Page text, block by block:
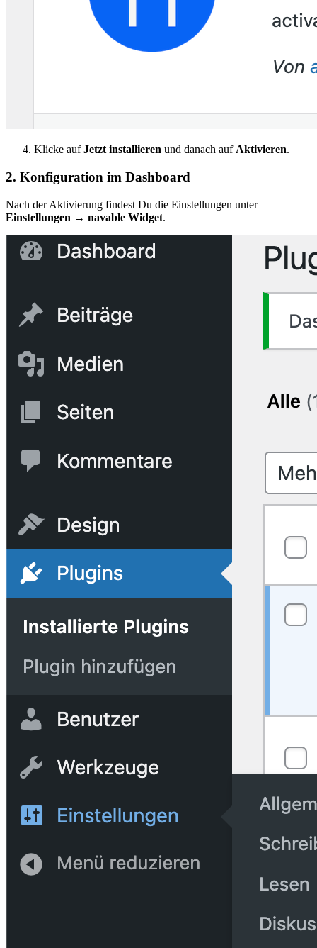
Klicke aufJetzt installieren und danach auf Aktivieren.
2. Konfiguration im Dashboard
Nach der Aktivierung findest Du die Einstellungen unter
Einstellungen → navable Widget.